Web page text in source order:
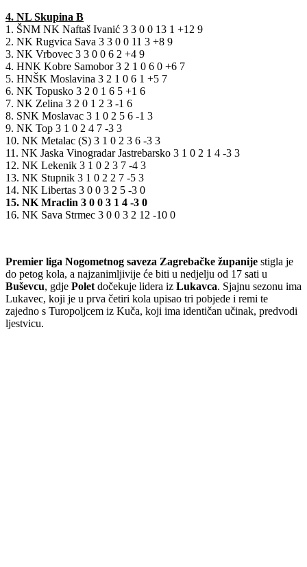
4. NL Skupina B
1. ŠNM NK Naftaš Ivanić 3 3 0 0 13 1 +12 9
2. NK Rugvica Sava 3 3 0 0 11 3 +8 9
3. NK Vrbovec 3 3 0 0 6 2 +4 9
4. HNK Kobre Samobor 3 2 1 0 6 0 +6 7
5. HNŠK Moslavina 3 2 1 0 6 1 +5 7
6. NK Topusko 3 2 0 1 6 5 +1 6
7. NK Zelina 3 2 0 1 2 3 -1 6
8. SNK Moslavac 3 1 0 2 5 6 -1 3
9. NK Top 3 1 0 2 4 7 -3 3
10. NK Metalac (S) 3 1 0 2 3 6 -3 3
11. NK Jaska Vinogradar Jastrebarsko 3 1 0 2 1 4 -3 3
12. NK Lekenik 3 1 0 2 3 7 -4 3
13. NK Stupnik 3 1 0 2 2 7 -5 3
14. NK Libertas 3 0 0 3 2 5 -3 0
15. NK Mraclin 3 0 0 3 1 4 -3 0
16. NK Sava Strmec 3 0 0 3 2 12 -10 0
Premier liga Nogometnog saveza Zagrebačke županije stigla je
do petog kola, a najzanimljivije će biti u nedjelju od 17 sati u
Buševcu, gdje Polet dočekuje lidera iz Lukavca. Sjajnu sezonu ima
Lukavec, koji je u prva četiri kola upisao tri pobjede i remi te
zajedno s Turopoljcem iz Kuča, koji ima identičan učinak, predvodi
ljestvicu.